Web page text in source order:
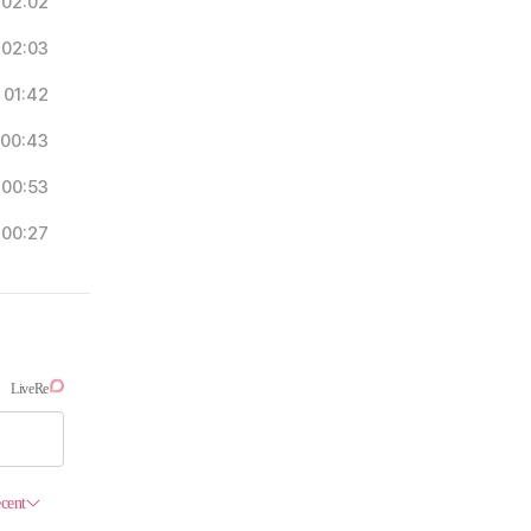
02:03
01:42
00:43
00:53
00:27